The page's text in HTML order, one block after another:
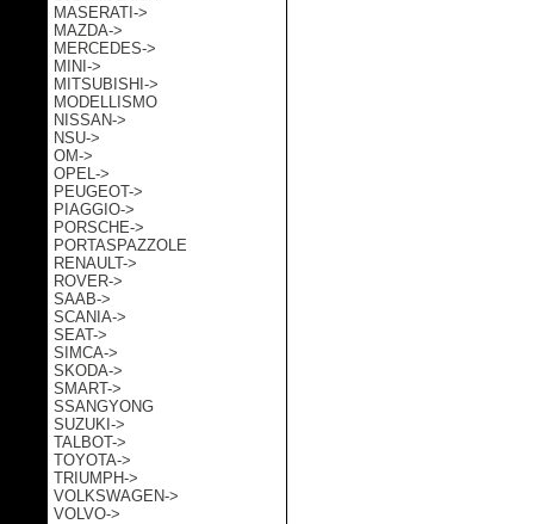
MASERATI->
MAZDA->
MERCEDES->
MINI->
MITSUBISHI->
MODELLISMO
NISSAN->
NSU->
OM->
OPEL->
PEUGEOT->
PIAGGIO->
PORSCHE->
PORTASPAZZOLE
RENAULT->
ROVER->
SAAB->
SCANIA->
SEAT->
SIMCA->
SKODA->
SMART->
SSANGYONG
SUZUKI->
TALBOT->
TOYOTA->
TRIUMPH->
VOLKSWAGEN->
VOLVO->